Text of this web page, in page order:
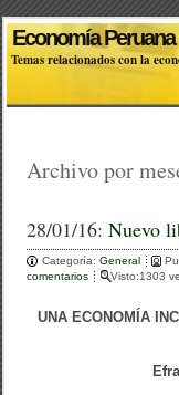
Economía
Temas relacionados con la
Archivo por
28/01/16:Nuevo
Categoría:General
comentarios
Visto:1303
UNA ECONOMÍA